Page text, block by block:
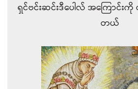
ရှင်ဗင်းဆင်းဒီပေါလ် အကြောင်း
တယ်